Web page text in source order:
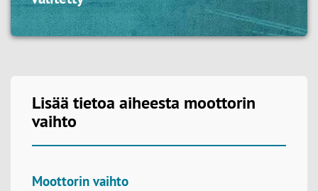
Lisää tietoa aiheesta moottorin
vaihto
Moottorin vaihto